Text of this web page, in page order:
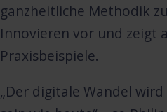
ganzheitliche Methodik
Innovieren vor und zeigt
Praxisbeispiele.
„Der digitale Wandel